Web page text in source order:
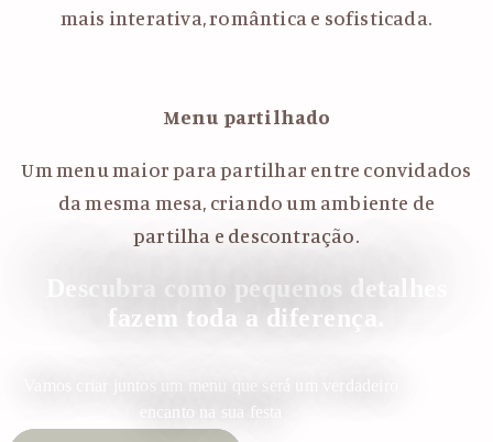
mais interativa, romântica e sofisticada.
Menu partilhado
Um menu maior para partilhar entre convidados
da mesma mesa, criando um ambiente de
partilha e descontração.
Descubra como pequenos detalhes
fazem toda a diferença.
Vamos criar juntos um menu que será um verdadeiro
encanto na sua festa